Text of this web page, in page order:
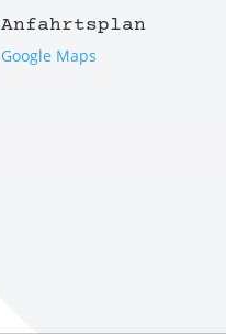
Anfahrtsplan
Google Maps